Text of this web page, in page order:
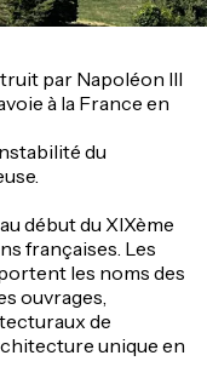
par Napoléon III
à la France en
du
début du XIXème
françaises. Les
les noms des
ouvrages,
de
unique en